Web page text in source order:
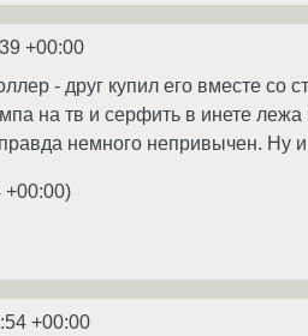
+00:00
- друг купил его вместе со
на тв и серфить в инете
немного непривычен. Ну
+00:00)
+00:00